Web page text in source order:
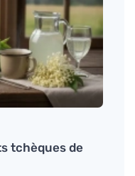
tchèques de